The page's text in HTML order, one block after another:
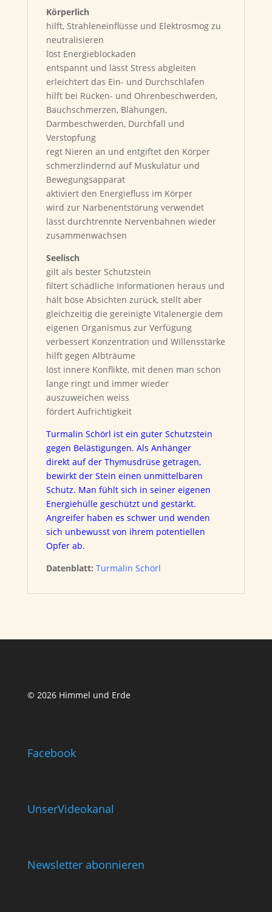
Körperlich
hilft, Strahleneinflüsse und Elektrosmog zu
neutralisieren
löst Energieblockaden
entspannt und lässt Stress abgleiten
erleichtert das Ein- und Durchschlafen
hilft bei Rücken- und Ohrenbeschwerden,
Bauchschmerzen, Blähungen,
Darmbeschwerden, Durchfall und
Verstopfung
regt Nieren an und entgiftet den Körper
schmerzlindernd auf Muskulatur und
Bewegungsapparat
aktiviert den Energiefluss im Körper
wird zur Narbenentstörung verwendet
lässt durchtrennte Nervenbahnen wieder
zusammenwachsen
Seelisch
gilt als bester Schutzstein
filtert schädliche Informationen heraus und
hält böse Absichten zurück, stellt aber
gleichzeitig die gereinigte Vitalenergie dem
eigenen Organismus zur Verfügung
verbessert Konzentration und Willensstärke
hilft gegen Albträume
löst innere Konflikte, mit denen man schon
lange ringt und immer wieder
auszuweichen weiss
fördert Aufrichtigkeit
Turmalin Schörl ist ein guter Schutzstein
gegen Belästigungen. Als Anhänger
direkt auf der Thymusdrüse getragen,
bewirkt der Stein einen unmittelbaren
Schutz. Man fühlt sich in seiner eigenen
Energiehülle geschützt und gestärkt.
Angreifer haben es schwer und wenden
sich unbewusst von ihrem potentiellen
Opfer ab.
Datenblatt: Turmalin Schörl
© 2026 Himmel und Erde
Facebook
UnserVideokanal
Newsletter abonnieren